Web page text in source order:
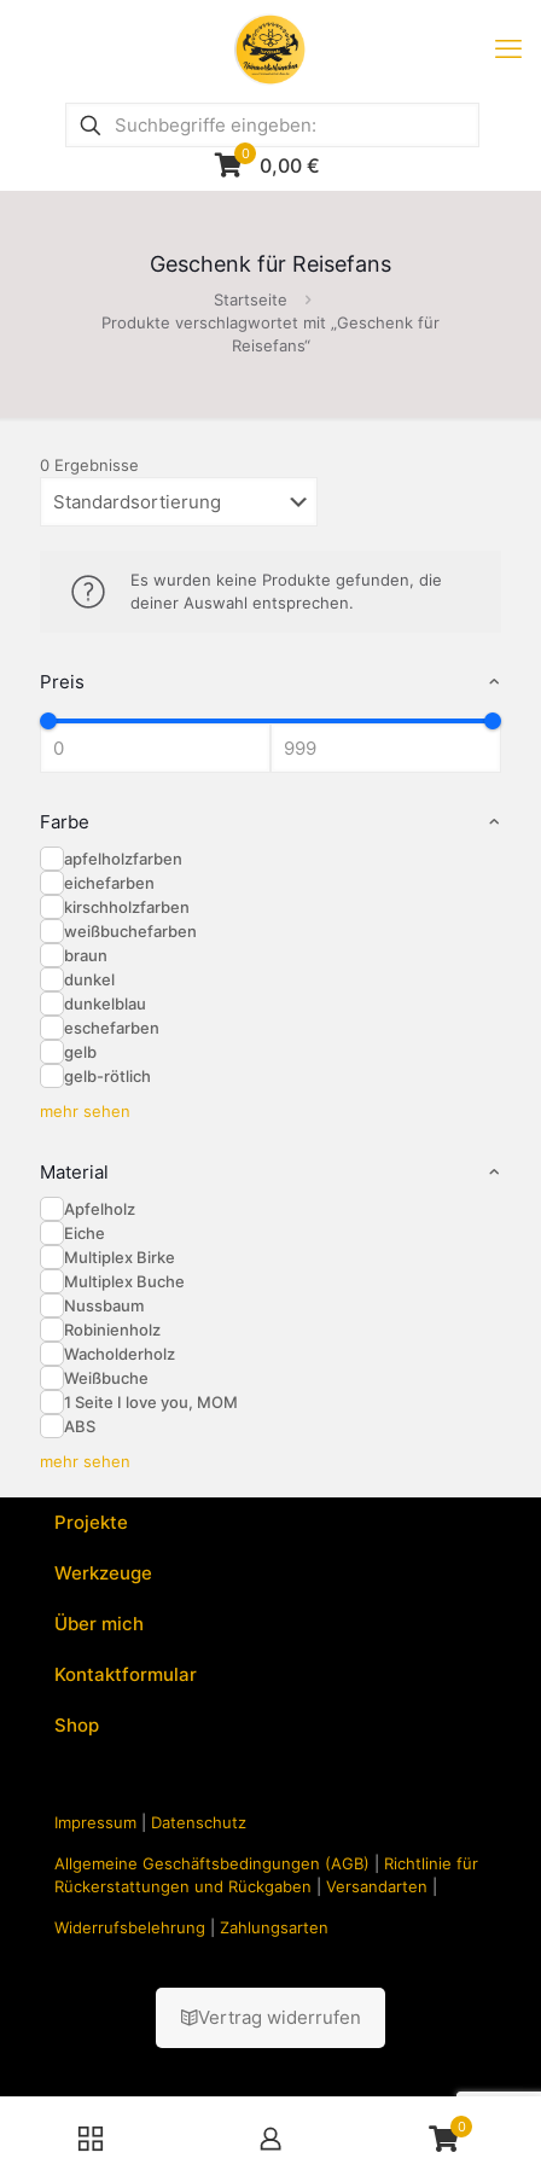
0 0,00 €
Geschenk für Reisefans
Startseite
Produkte verschlagwortet mit „Geschenk für
Reisefans“
Preis
Farbe
apfelholzfarben
eichefarben
kirschholzfarben
weißbuchefarben
braun
dunkel
dunkelblau
eschefarben
gelb
gelb-rötlich
mehr sehen
Material
Apfelholz
Eiche
Multiplex Birke
Multiplex Buche
Nussbaum
Robinienholz
Wacholderholz
Weißbuche
1 Seite I love you, MOM
ABS
mehr sehen
0 Ergebnisse
Es wurden keine Produkte gefunden, die
deiner Auswahl entsprechen.
Projekte
Werkzeuge
Über mich
Kontaktformular
Shop
Impressum Datenschutz
Allgemeine Geschäftsbedingungen (AGB)
Richtlinie für
Rückerstattungen und Rückgaben
Versandarten
Widerrufsbelehrung Zahlungsarten
Vertrag widerrufen
0